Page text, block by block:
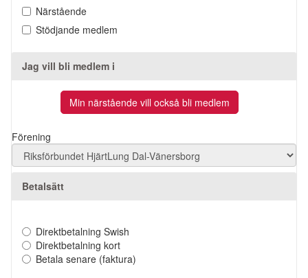
Närstående
Stödjande medlem
Jag vill bli medlem i
Förening
Betalsätt
Direktbetalning Swish
Direktbetalning kort
Betala senare (faktura)